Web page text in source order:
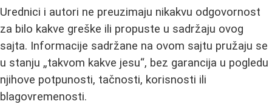
Urednici i autori ne preuzimaju nikakvu odgovornost
za bilo kakve greške ili propuste u sadržaju ovog
sajta. Informacije sadržane na ovom sajtu pružaju se
u stanju „takvom kakve jesu“, bez garancija u pogledu
njihove potpunosti, tačnosti, korisnosti ili
blagovremenosti.